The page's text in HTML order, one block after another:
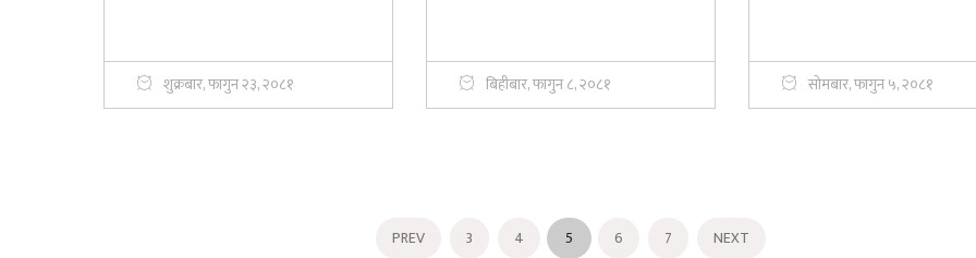
शुक्रबार, फागुन २३, २०८१ बिहीबार, फागुन ८, २०८१ सोमबार, फागुन ५, २०८१
PREV 3 4 5 6 7 NEXT